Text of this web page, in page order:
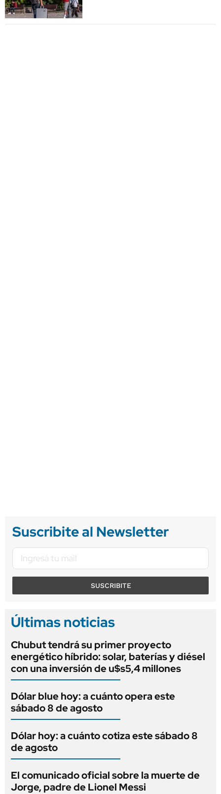
Suscribite al Newsletter
SUSCRIBITE
Últimas noticias
Chubut tendrá su primer proyecto
energético híbrido: solar, baterías y diésel
con una inversión de u$s5,4 millones
Dólar blue hoy: a cuánto opera este
sábado 8 de agosto
Dólar hoy: a cuánto cotiza este sábado 8
de agosto
El comunicado oficial sobre la muerte de
Jorge, padre de Lionel Messi